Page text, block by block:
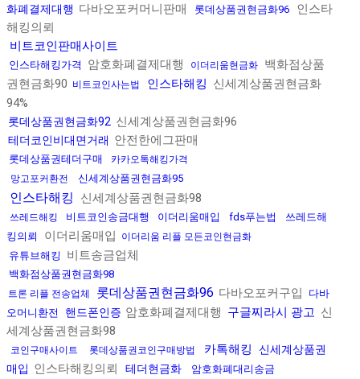
화폐결제대행 다바오포커머니판매 롯데상품권현금화96
인스타
해킹의뢰
비트코인판매사이트
인스타해킹가격 암호화폐결제대행 이더리움현금화
백화점상품
권현금화90 비트코인사는법 인스타해킹 신세계상품권현금화
94%
롯데상품권현금화92 신세계상품권현금화96
테더코인비대면거래 안전한에그판매
롯데상품권테더구매
카카오톡해킹가격
망고포커환전
신세계상품권현금화95
인스타해킹 신세계상품권현금화98
쓰레드해킹 비트코인송금대행 이더리움매입 fds푸는법
쓰레드해
킹의뢰
이더리움매입 이더리움 리플 모든코인현금화
유튜브해킹 비트송금업체
백화점상품권현금화98
트론 리플 전송업체 롯데상품권현금화96 다바오포커구입
다바
오머니환전
핸드폰인증 암호화폐결제대행 구글찌라시 광고 신
세계상품권현금화98
코인구매사이트 롯데상품권코인구매방법 카톡해킹
신세계상품권
매입 인스타해킹의뢰 테더현금화
암호화폐대리송금